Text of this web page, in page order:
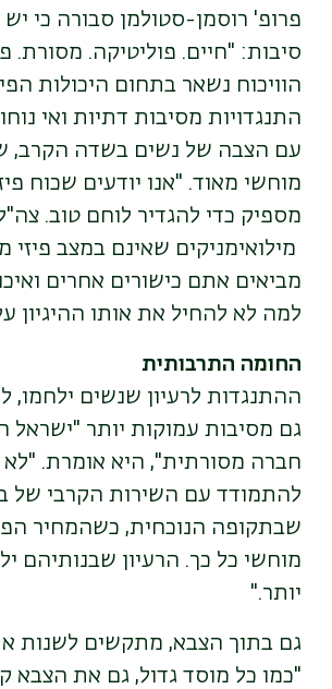
פרופ' רוסמן-סטולמן סבורה כי
סיבות: "חיים. פוליטיקה. מסורת.
הוויכוח נשאר בתחום היכולות
התנגדויות מסיבות דתיות ואי
עם הצבה של נשים בשדה הקרב,
מוחשי מאוד. "אנו יודעים שכוח
מספיק כדי להגדיר לוחם טוב.
מילואימניקים שאינם במצב פיזי
מביאים אתם כישורים אחרים
למה לא להחיל את אותו ההיגיון
החומה התרבותית
ההתנגדות לרעיון שנשים ילחמו,
גם מסיבות עמוקות יותר "ישראל
חברה מסורתית", היא אומרת. "לא
להתמודד עם השירות הקרבי של
שבתקופה הנוכחית, כשהמחיר
מוחשי כל כך. הרעיון שבנותיהם
יותר."
גם בתוך הצבא, מתקשים לשנות
"כמו כל מוסד גדול, גם את הצבא